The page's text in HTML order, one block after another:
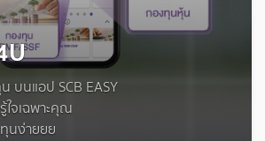
บนแอป SCB EASY
จเฉพาะคุณ
นง่ายยย